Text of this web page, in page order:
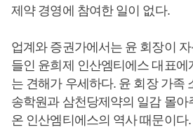
제약 경영에 참여한 일이 없다.
업계와 증권가에서는 윤 회장이
들인 윤희제 인산엠티에스 대표에
는 견해가 우세하다. 윤 회장 가족
송학원과 삼천당제약의 일감 몰아
온 인산엠티에스의 역사 때문이다.